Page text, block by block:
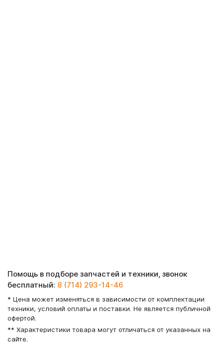
Помощь в подборе запчастей и техники, звонок
бесплатный: 8 (714) 293-14-46
* Цена может изменяться в зависимости от комплектации
техники, условий оплаты и поставки. Не является публичной
офертой.
** Характеристики товара могут отличаться от указанных на
сайте.